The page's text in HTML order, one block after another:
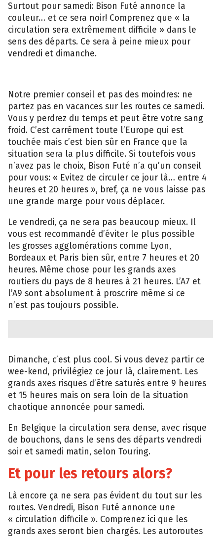
Surtout pour samedi: Bison Futé annonce la
couleur… et ce sera noir! Comprenez que « la
circulation sera extrêmement difficile » dans le
sens des départs. Ce sera à peine mieux pour
vendredi et dimanche.
Notre premier conseil et pas des moindres: ne
partez pas en vacances sur les routes ce samedi.
Vous y perdrez du temps et peut être votre sang
froid. C’est carrément toute l’Europe qui est
touchée mais c’est bien sûr en France que la
situation sera la plus difficile. Si toutefois vous
n’avez pas le choix, Bison Futé n’a qu’un conseil
pour vous: « Evitez de circuler ce jour là… entre 4
heures et 20 heures », bref, ça ne vous laisse pas
une grande marge pour vous déplacer.
Le vendredi, ça ne sera pas beaucoup mieux. Il
vous est recommandé d’éviter le plus possible
les grosses agglomérations comme Lyon,
Bordeaux et Paris bien sûr, entre 7 heures et 20
heures. Même chose pour les grands axes
routiers du pays de 8 heures à 21 heures. L’A7 et
l’A9 sont absolument à proscrire même si ce
n’est pas toujours possible.
Dimanche, c’est plus cool. Si vous devez partir ce
wee-kend, privilégiez ce jour là, clairement. Les
grands axes risques d’être saturés entre 9 heures
et 15 heures mais on sera loin de la situation
chaotique annoncée pour samedi.
En Belgique la circulation sera dense, avec risque
de bouchons, dans le sens des départs vendredi
soir et samedi matin, selon Touring.
Et pour les retours alors?
Là encore ça ne sera pas évident du tout sur les
routes. Vendredi, Bison Futé annonce une
« circulation difficile ». Comprenez ici que les
grands axes seront bien chargés. Les autoroutes